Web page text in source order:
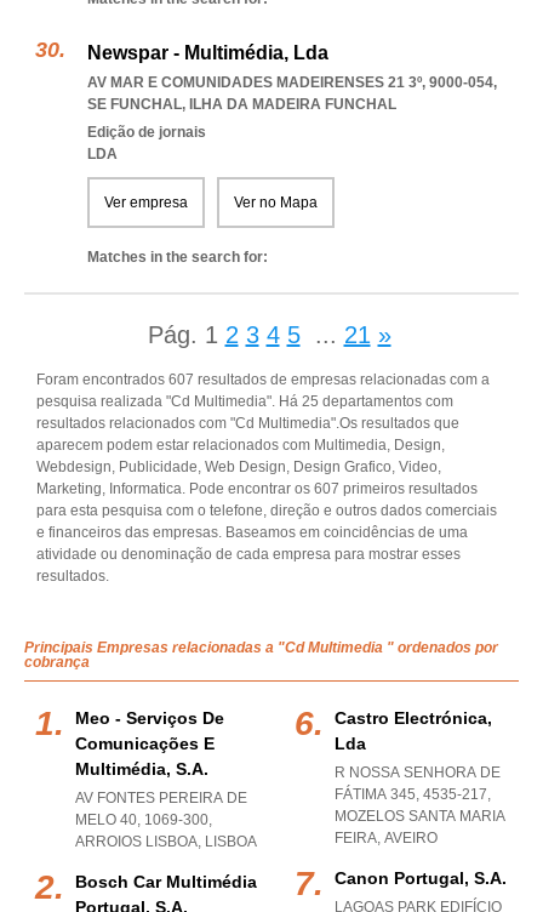
Newspar - Multimédia, Lda
AV MAR E COMUNIDADES MADEIRENSES 21 3º, 9000-054,
SE FUNCHAL, ILHA DA MADEIRA FUNCHAL
Edição de jornais
LDA
Ver empresa Ver no Mapa
Matches in the search for:
Pág. 1 2 3 4 5 ... 21 »
Foram encontrados 607 resultados de empresas relacionadas com a
pesquisa realizada "Cd Multimedia". Há 25 departamentos com
resultados relacionados com "Cd Multimedia".Os resultados que
aparecem podem estar relacionados com Multimedia, Design,
Webdesign, Publicidade, Web Design, Design Grafico, Video,
Marketing, Informatica. Pode encontrar os 607 primeiros resultados
para esta pesquisa com o telefone, direção e outros dados comerciais
e financeiros das empresas. Baseamos em coincidências de uma
atividade ou denominação de cada empresa para mostrar esses
resultados.
Principais Empresas relacionadas a "Cd Multimedia " ordenados por
cobrança
Meo - Serviços De
Comunicações E
Multimédia, S.a.
AV FONTES PEREIRA DE
MELO 40, 1069-300,
ARROIOS LISBOA, LISBOA
Bosch Car Multimédia
Portugal, S.a.
Castro Electrónica,
Lda
R NOSSA SENHORA DE
FÁTIMA 345, 4535-217,
MOZELOS SANTA MARIA
FEIRA, AVEIRO
Canon Portugal, S.a.
LAGOAS PARK EDIFÍCIO